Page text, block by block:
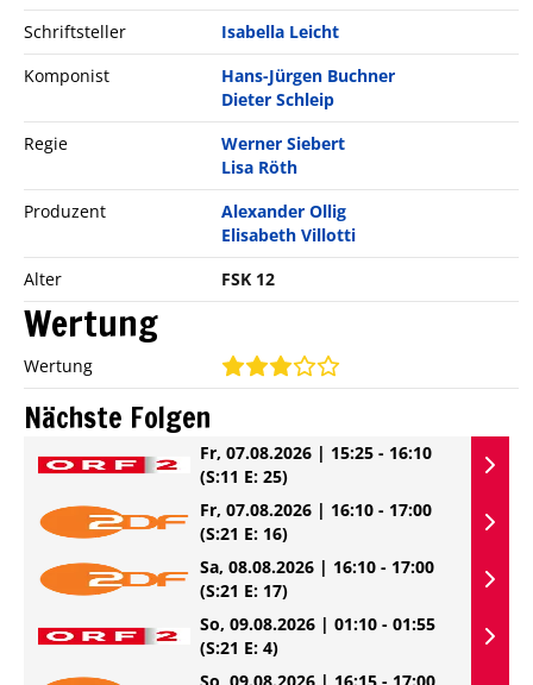
Schriftsteller
Isabella Leicht
Komponist
Hans-Jürgen Buchner
Dieter Schleip
Regie
Werner Siebert
Lisa Röth
Produzent
Alexander Ollig
Elisabeth Villotti
Alter
FSK 12
Wertung
Wertung
Nächste Folgen
Fr, 07.08.2026 | 15:25 - 16:10
(S:11 E: 25)
Fr, 07.08.2026 | 16:10 - 17:00
(S:21 E: 16)
Sa, 08.08.2026 | 16:10 - 17:00
(S:21 E: 17)
So, 09.08.2026 | 01:10 - 01:55
(S:21 E: 4)